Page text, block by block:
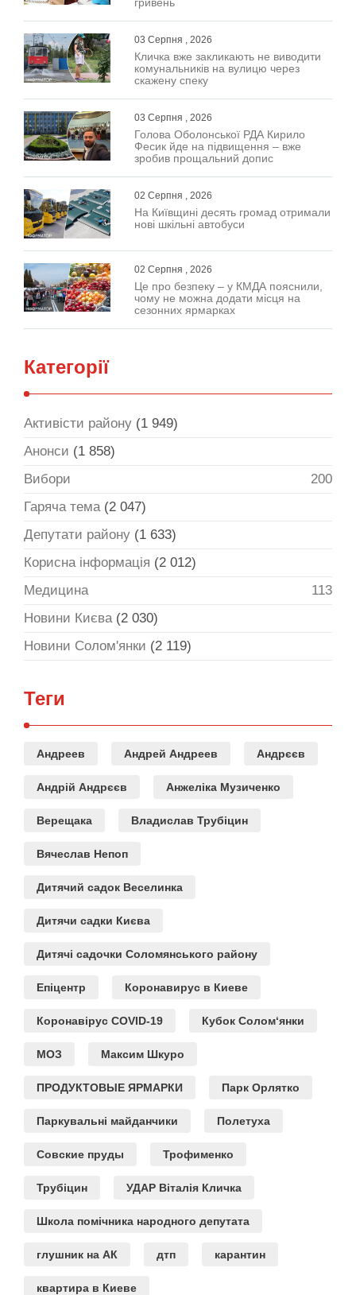
гривень
03 Серпня , 2026
Кличка вже закликають не виводити
комунальників на вулицю через
скажену спеку
03 Серпня , 2026
Голова Оболонської РДА Кирило
Фесик йде на підвищення – вже
зробив прощальний допис
02 Серпня , 2026
На Київщині десять громад отримали
нові шкільні автобуси
02 Серпня , 2026
Це про безпеку – у КМДА пояснили,
чому не можна додати місця на
сезонних ярмарках
Категорії
Активісти району (1 949)
Анонси (1 858)
Вибори
200
Гаряча тема(2 047)
Депутати району (1 633)
Корисна інформація (2 012)
Медицина
113
Новини Києва(2 030)
Новини Солом'янки (2 119)
Теги
Андреев Андрей Андреев Андрєєв
Андрій Андрєєв Анжеліка Музиченко
Верещака Владислав Трубіцин
Вячеслав Непоп
Дитячий садок Веселинка
Дитячи садки Києва
Дитячі садочки Соломянського району
Епіцентр Коронавирус в Киеве
Коронавірус COVID-19 Кубок Солом‘янки
МОЗ Максим Шкуро
ПРОДУКТОВЫЕ ЯРМАРКИ Парк Орлятко
Паркувальні майданчики Полетуха
Совские пруды Трофименко
Трубіцин УДАР Віталія Кличка
Школа помічника народного депутата
глушник на АК дтп карантин
квартира в Киеве